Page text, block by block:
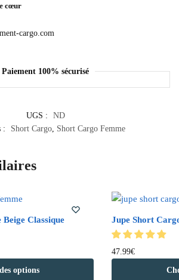
cœur
Paiement 100% sécurisé
UGS :
ND
:
Short Cargo, Short Cargo Femme
Classique
options
Jupe Short
47.99€